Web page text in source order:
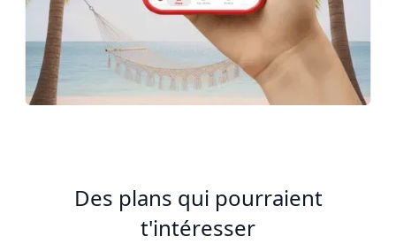
Des plans qui pourraient
t'intéresser